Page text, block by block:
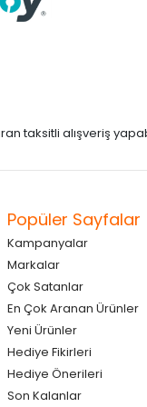
taksitli alışveriş
Popüler Sayfalar
Kampanyalar
Markalar
Çok Satanlar
En Çok Aranan Ürünler
Yeni Ürünler
Hediye Fikirleri
Hediye Önerileri
Son Kalanlar